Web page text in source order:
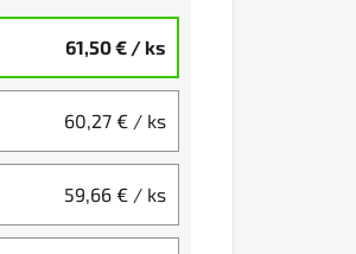
61,50 € / ks
60,27 € / ks
59,66 € / ks